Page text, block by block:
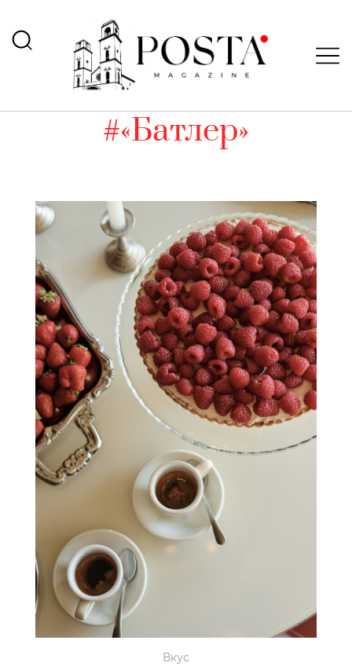
#«Батлер»
Вкус